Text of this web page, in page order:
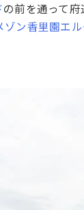
の前を通って
ゾン香里園エ